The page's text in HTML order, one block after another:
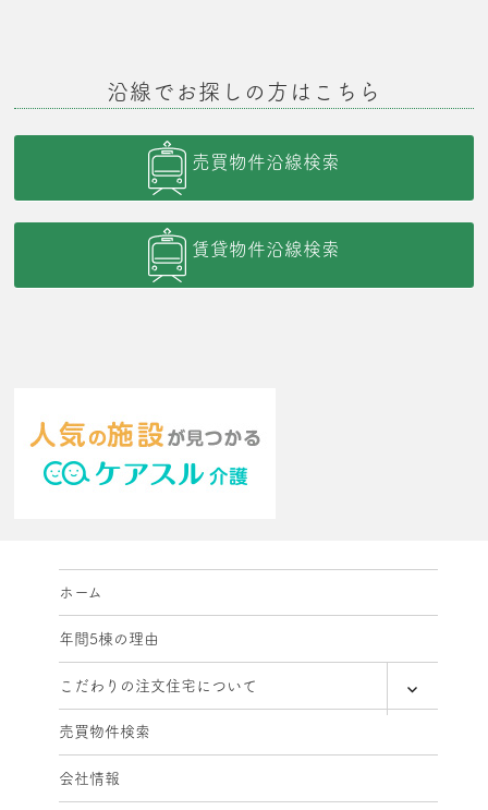
沿線でお探しの方はこちら
売買物件沿線検索
賃貸物件沿線検索
ホーム
年間5棟の理由
こだわりの注文住宅について
売買物件検索
会社情報